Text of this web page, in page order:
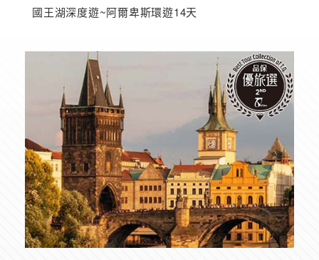
國王湖深度遊~阿爾卑斯環遊14天